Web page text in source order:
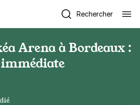
Rechercher
Arena à Bordeaux :